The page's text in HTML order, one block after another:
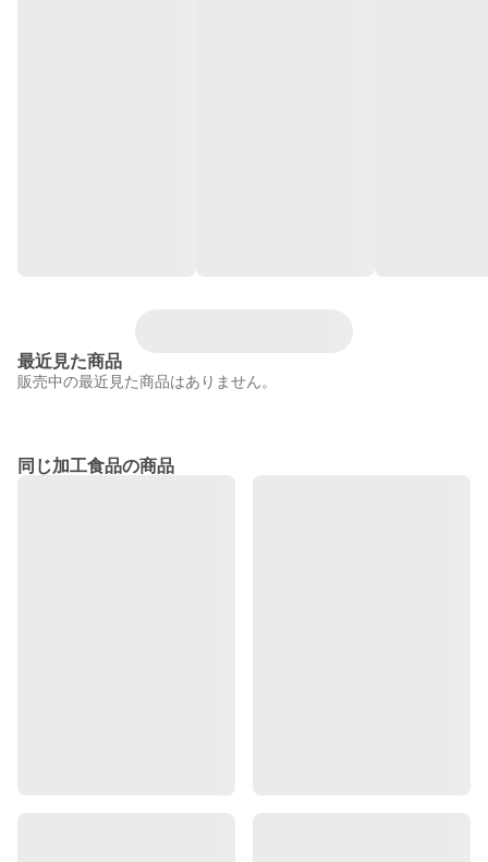
最近見た商品
販売中の最近見た商品はありません。
同じ加工食品の商品